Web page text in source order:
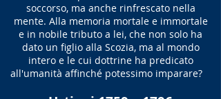
soccorso, ma anche rinfrescato nella
mente. Alla memoria mortale e immortale
e in nobile tributo a lei, che non solo ha
dato un figlio alla Scozia, ma al mondo
intero e le cui dottrine ha predicato
all'umanità affinché potessimo imparare?